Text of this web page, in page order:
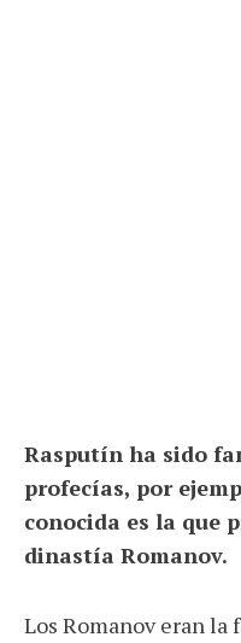
Rasputín ha sido
profecías, por
conocida es la que
dinastía Romanov.
Los Romanov eran la